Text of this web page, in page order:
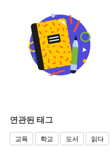
연관된 태그
교육 학교 도서 읽다